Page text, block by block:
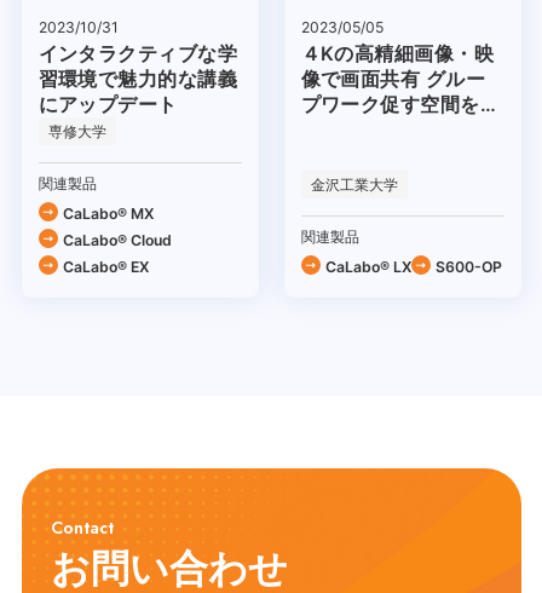
2023/10/31
インタラクティブな学
習環境で魅力的な講義
にアップデート
専修大学
関連製品
CaLabo® MX
CaLabo®︎ Cloud
CaLabo® EX
2023/05/05
４Kの高精細画像・映
像で画面共有 グルー
プワーク促す空間を構
金沢工業大学
関連製品
CaLabo® LX
S600-OP
Contact
お問い合わせ